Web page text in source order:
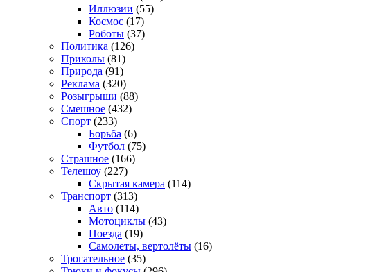
Иллюзии (55)
Космос (17)
Роботы (37)
Политика (126)
Приколы (81)
Природа (91)
Реклама (320)
Розыгрыши (88)
Смешное (432)
Спорт (233)
Борьба (6)
Футбол (75)
Страшное (166)
Телешоу (227)
Скрытая камера (114)
Транспорт (313)
Авто (114)
Мотоциклы (43)
Поезда (19)
Самолеты, вертолёты (16)
Трогательное (35)